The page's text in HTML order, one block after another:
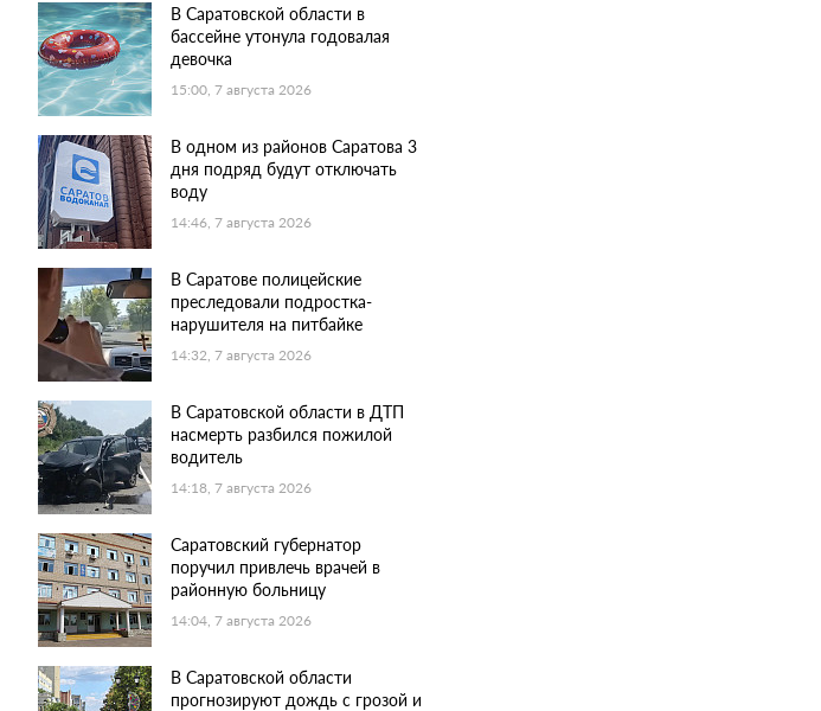
В Саратовской области в
бассейне утонула годовалая
девочка
15:00, 7 августа 2026
В одном из районов Саратова 3
дня подряд будут отключать
воду
14:46, 7 августа 2026
В Саратове полицейские
преследовали подростка-
нарушителя на питбайке
14:32, 7 августа 2026
В Саратовской области в ДТП
насмерть разбился пожилой
водитель
14:18, 7 августа 2026
Саратовский губернатор
поручил привлечь врачей в
районную больницу
14:04, 7 августа 2026
В Саратовской области
прогнозируют дождь с грозой и